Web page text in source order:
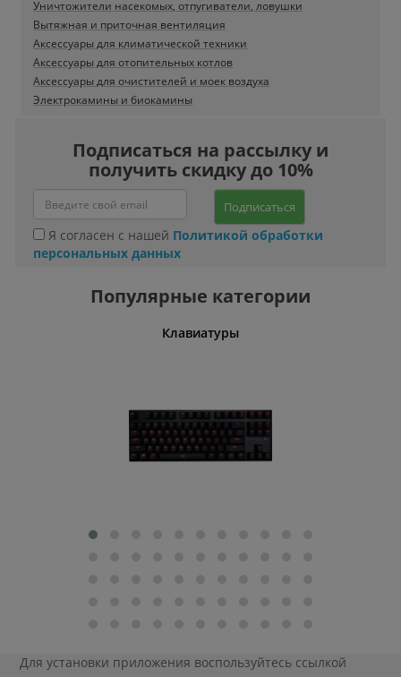
Уничтожители насекомых, отпугиватели, ловушки
Вытяжная и приточная вентиляция
Аксессуары для климатической техники
Аксессуары для отопительных котлов
Аксессуары для очистителей и моек воздуха
Электрокамины и биокамины
Подписаться на рассылку и
получить скидку до 10%
Подписаться
Я согласен с нашей Политикой обработки
персональных данных
Популярные категории
Клавиатуры
Для установки приложения воспользуйтесь ссылкой